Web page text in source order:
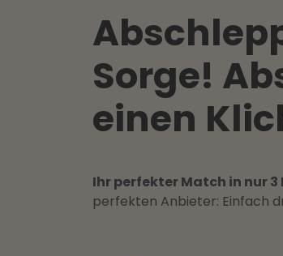
Sorge!
einen
Ihr perfekter Match in nur 3
perfekten Anbieter: Einfach